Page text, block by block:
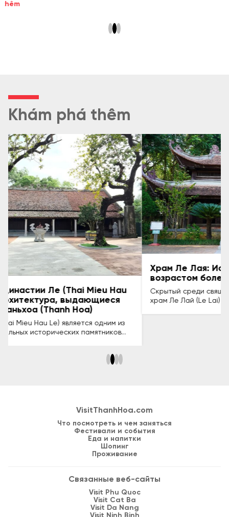
Khám phá thêm
Храм Ле Лая: Исторический объект
возрастом более 600 лет в Тханьхоа
Скрытый среди священной земли Ламшон (Lam Son),
храм Ле Лай (Le Lai) — это сооружение возрастом
более 600 лет, отмечающее верность и храбрость
генерала, который «рискнул своей жизнью, чтобы
спасти короля» в прошлом. Это место не только имеет
огромную историческую ценность, но и является
VisitThanhHoa.com
Что посмотреть и чем заняться
Фестивали и события
Еда и напитки
Шопинг
Проживание
Связанные веб-сайты
Visit Phu Quoc
Visit Cat Ba
Visit Da Nang